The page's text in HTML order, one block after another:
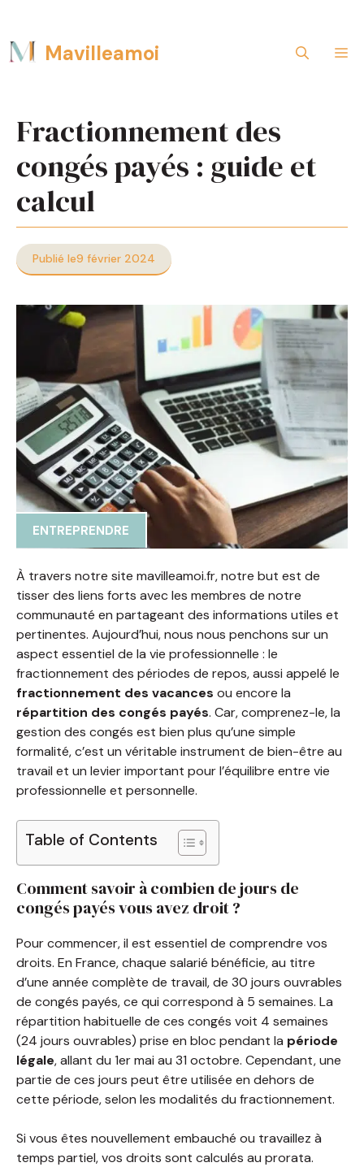
au
Mavilleamoi
Fractionnement des
congés payés : guide et
calcul
Publié le9 février 2024
ENTREPRENDRE
À travers notre site mavilleamoi.fr, notre but est de
tisser des liens forts avec les membres de notre
communauté en partageant des informations utiles et
pertinentes. Aujourd’hui, nous nous penchons sur un
aspect essentiel de la vie professionnelle : le
fractionnement des périodes de repos, aussi appelé le
fractionnement des vacances ou encore la
répartition des congés payés. Car, comprenez-le, la
gestion des congés est bien plus qu’une simple
formalité, c’est un véritable instrument de bien-être au
travail et un levier important pour l’équilibre entre vie
professionnelle et personnelle.
Table of Contents
Comment savoir à combien de jours de
congés payés vous avez droit ?
Pour commencer, il est essentiel de comprendre vos
droits. En France, chaque salarié bénéficie, au titre
d’une année complète de travail, de 30 jours ouvrables
de congés payés, ce qui correspond à 5 semaines. La
répartition habituelle de ces congés voit 4 semaines
(24 jours ouvrables) prise en bloc pendant la période
légale, allant du 1er mai au 31 octobre. Cependant, une
partie de ces jours peut être utilisée en dehors de
cette période, selon les modalités du fractionnement.
Si vous êtes nouvellement embauché ou travaillez à
temps partiel, vos droits sont calculés au prorata.